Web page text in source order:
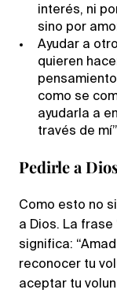
interés, ni
sino por
Ayudar a
quieren
como se
ayudarla a
través de
Pedirle a
Como esto no
a Dios. La frase
significa:
reconocer tu
aceptar tu